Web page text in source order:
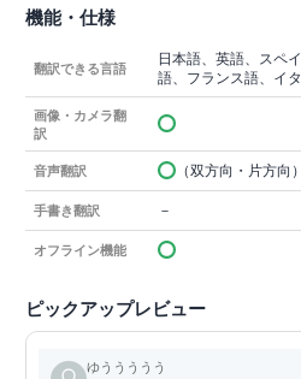
機能・仕様
翻訳できる言語
日本語、英語、スペ
語、フランス語、イ
画像・カメラ翻
訳
音声翻訳 （双方向・片方向）
手書き翻訳 －
オフライン機能
ピックアップレビュー
ゆううううう